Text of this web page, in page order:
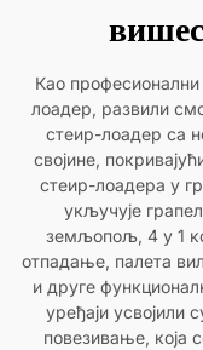
Као
лоадер, развили
стеир-лоадер са
својине,
стеир-лоадера у
укључује
земљопољ, 4 у 1
отпадање, палета
и друге
уређаји усвојили
повезивање, која